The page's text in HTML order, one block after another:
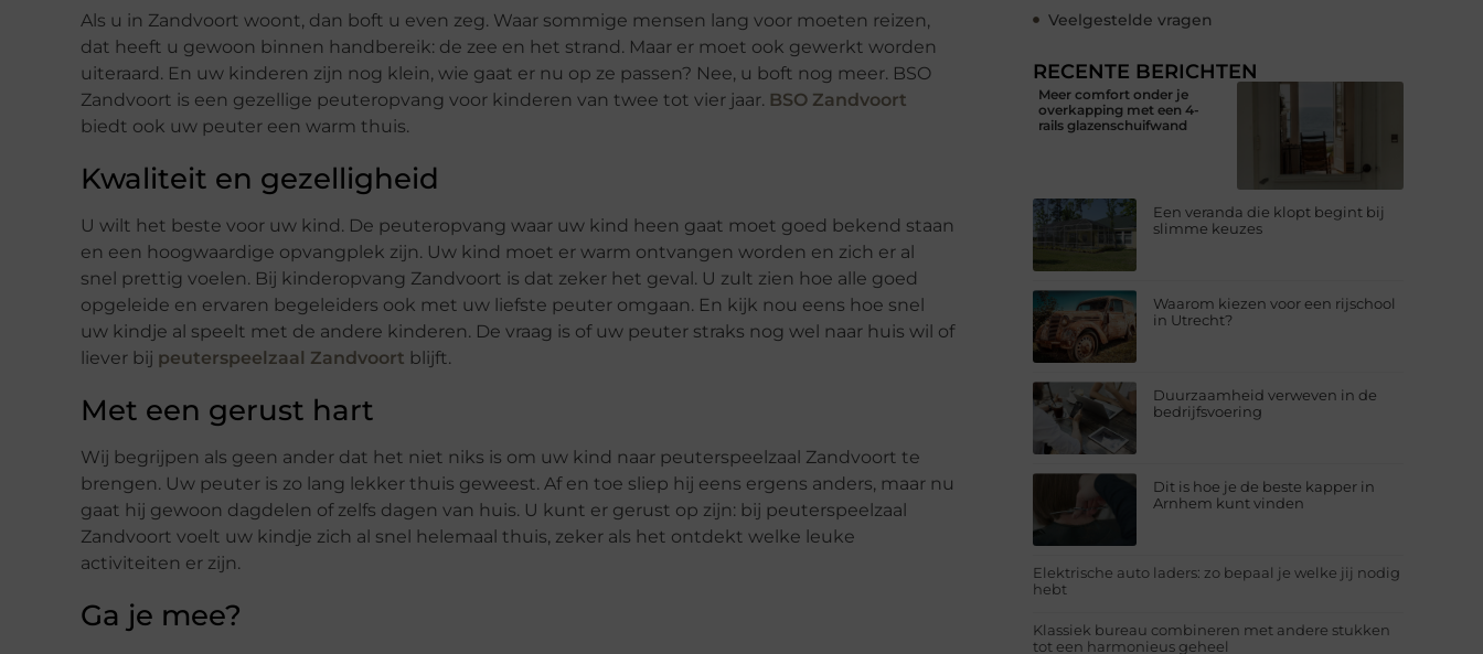
Als u in Zandvoort woont, dan boft u even zeg. Waar sommige mensen lang voor moeten reizen,
dat heeft u gewoon binnen handbereik: de zee en het strand. Maar er moet ook gewerkt worden
uiteraard. En uw kinderen zijn nog klein, wie gaat er nu op ze passen? Nee, u boft nog meer. BSO
Zandvoort is een gezellige peuteropvang voor kinderen van twee tot vier jaar. BSO Zandvoort
biedt ook uw peuter een warm thuis.
Kwaliteit en gezelligheid
U wilt het beste voor uw kind. De peuteropvang waar uw kind heen gaat moet goed bekend staan
en een hoogwaardige opvangplek zijn. Uw kind moet er warm ontvangen worden en zich er al
snel prettig voelen. Bij kinderopvang Zandvoort is dat zeker het geval. U zult zien hoe alle goed
opgeleide en ervaren begeleiders ook met uw liefste peuter omgaan. En kijk nou eens hoe snel
uw kindje al speelt met de andere kinderen. De vraag is of uw peuter straks nog wel naar huis wil of
liever bij peuterspeelzaal Zandvoort blijft.
Met een gerust hart
Wij begrijpen als geen ander dat het niet niks is om uw kind naar peuterspeelzaal Zandvoort te
brengen. Uw peuter is zo lang lekker thuis geweest. Af en toe sliep hij eens ergens anders, maar nu
gaat hij gewoon dagdelen of zelfs dagen van huis. U kunt er gerust op zijn: bij peuterspeelzaal
Zandvoort voelt uw kindje zich al snel helemaal thuis, zeker als het ontdekt welke leuke
activiteiten er zijn.
Ga je mee?
Veelgestelde vragen
RECENTE BERICHTEN
Meer comfort onder je
overkapping met een 4-
rails glazenschuifwand
Een veranda die klopt begint bij
slimme keuzes
Waarom kiezen voor een rijschool
in Utrecht?
Duurzaamheid verweven in de
bedrijfsvoering
Dit is hoe je de beste kapper in
Arnhem kunt vinden
Elektrische auto laders: zo bepaal je welke jij nodig
hebt
Klassiek bureau combineren met andere stukken
tot een harmonieus geheel